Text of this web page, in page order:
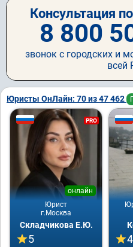
Консультация
8 800
звонок с городских и
всей
Юристы ОнЛайн: 70 из 47 462
PRO
Юрист
онлайн
г.Москва
Складчикова Е.Ю.
5